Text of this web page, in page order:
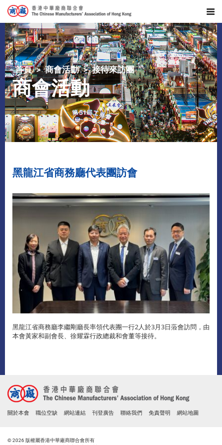
首頁 商會活動 接待來訪團
商會活動
黑龍江省商務廳代表團訪會
黑龍江省商務廳李繼剛廳長率領代表團一行2人於3月3日蒞會訪問，由
本會黃家和副會長、徐耀霖行政總裁和會董等接待。
關於本會 職位空缺 網站連結 刊登廣告 聯絡我們 免責聲明 網站地圖
© 2026 版權屬香港中華廠商聯合會所有